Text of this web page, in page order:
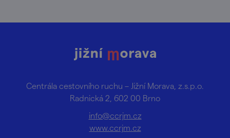
Centrála cestovního ruchu – Jižní Morava, z.s.p.o.
Radnická 2, 602 00 Brno
info@ccrjm.cz
www.ccrjm.cz